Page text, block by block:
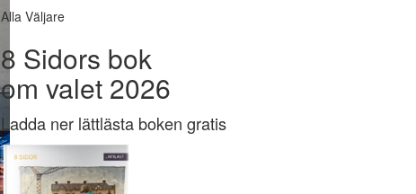
Alla Väljare
8 Sidors bok
om valet 2026
Ladda ner lättlästa boken gratis